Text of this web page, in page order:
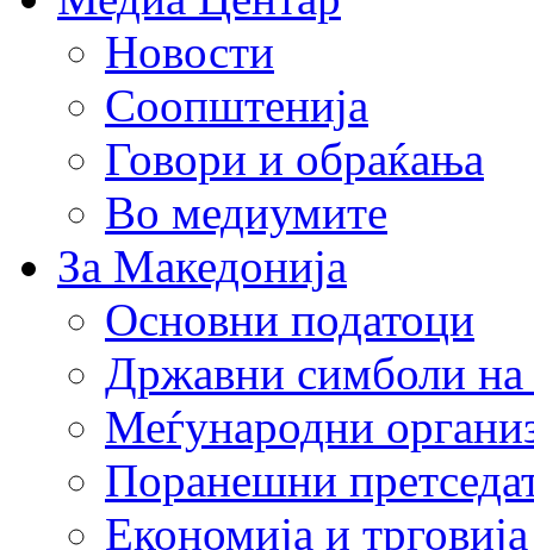
Новости
Соопштенија
Говори и обраќања
Во медиумите
За Македонија
Основни податоци
Државни симболи
Меѓународни
Поранешни
Економија и трговија